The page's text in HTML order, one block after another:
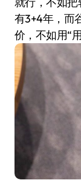
有3+4年，而
价，不如用“